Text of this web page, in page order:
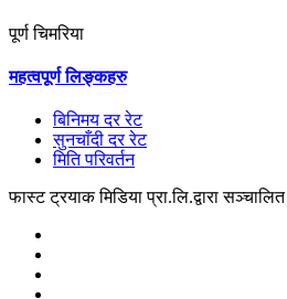
पूर्ण चिमरिया
महत्वपूर्ण लिङ्कहरु
बिनिमय दर रेट
सुनचाँदी दर रेट
मिति परिवर्तन
फास्ट ट्रयाक मिडिया प्रा.लि.द्वारा सञ्चालित